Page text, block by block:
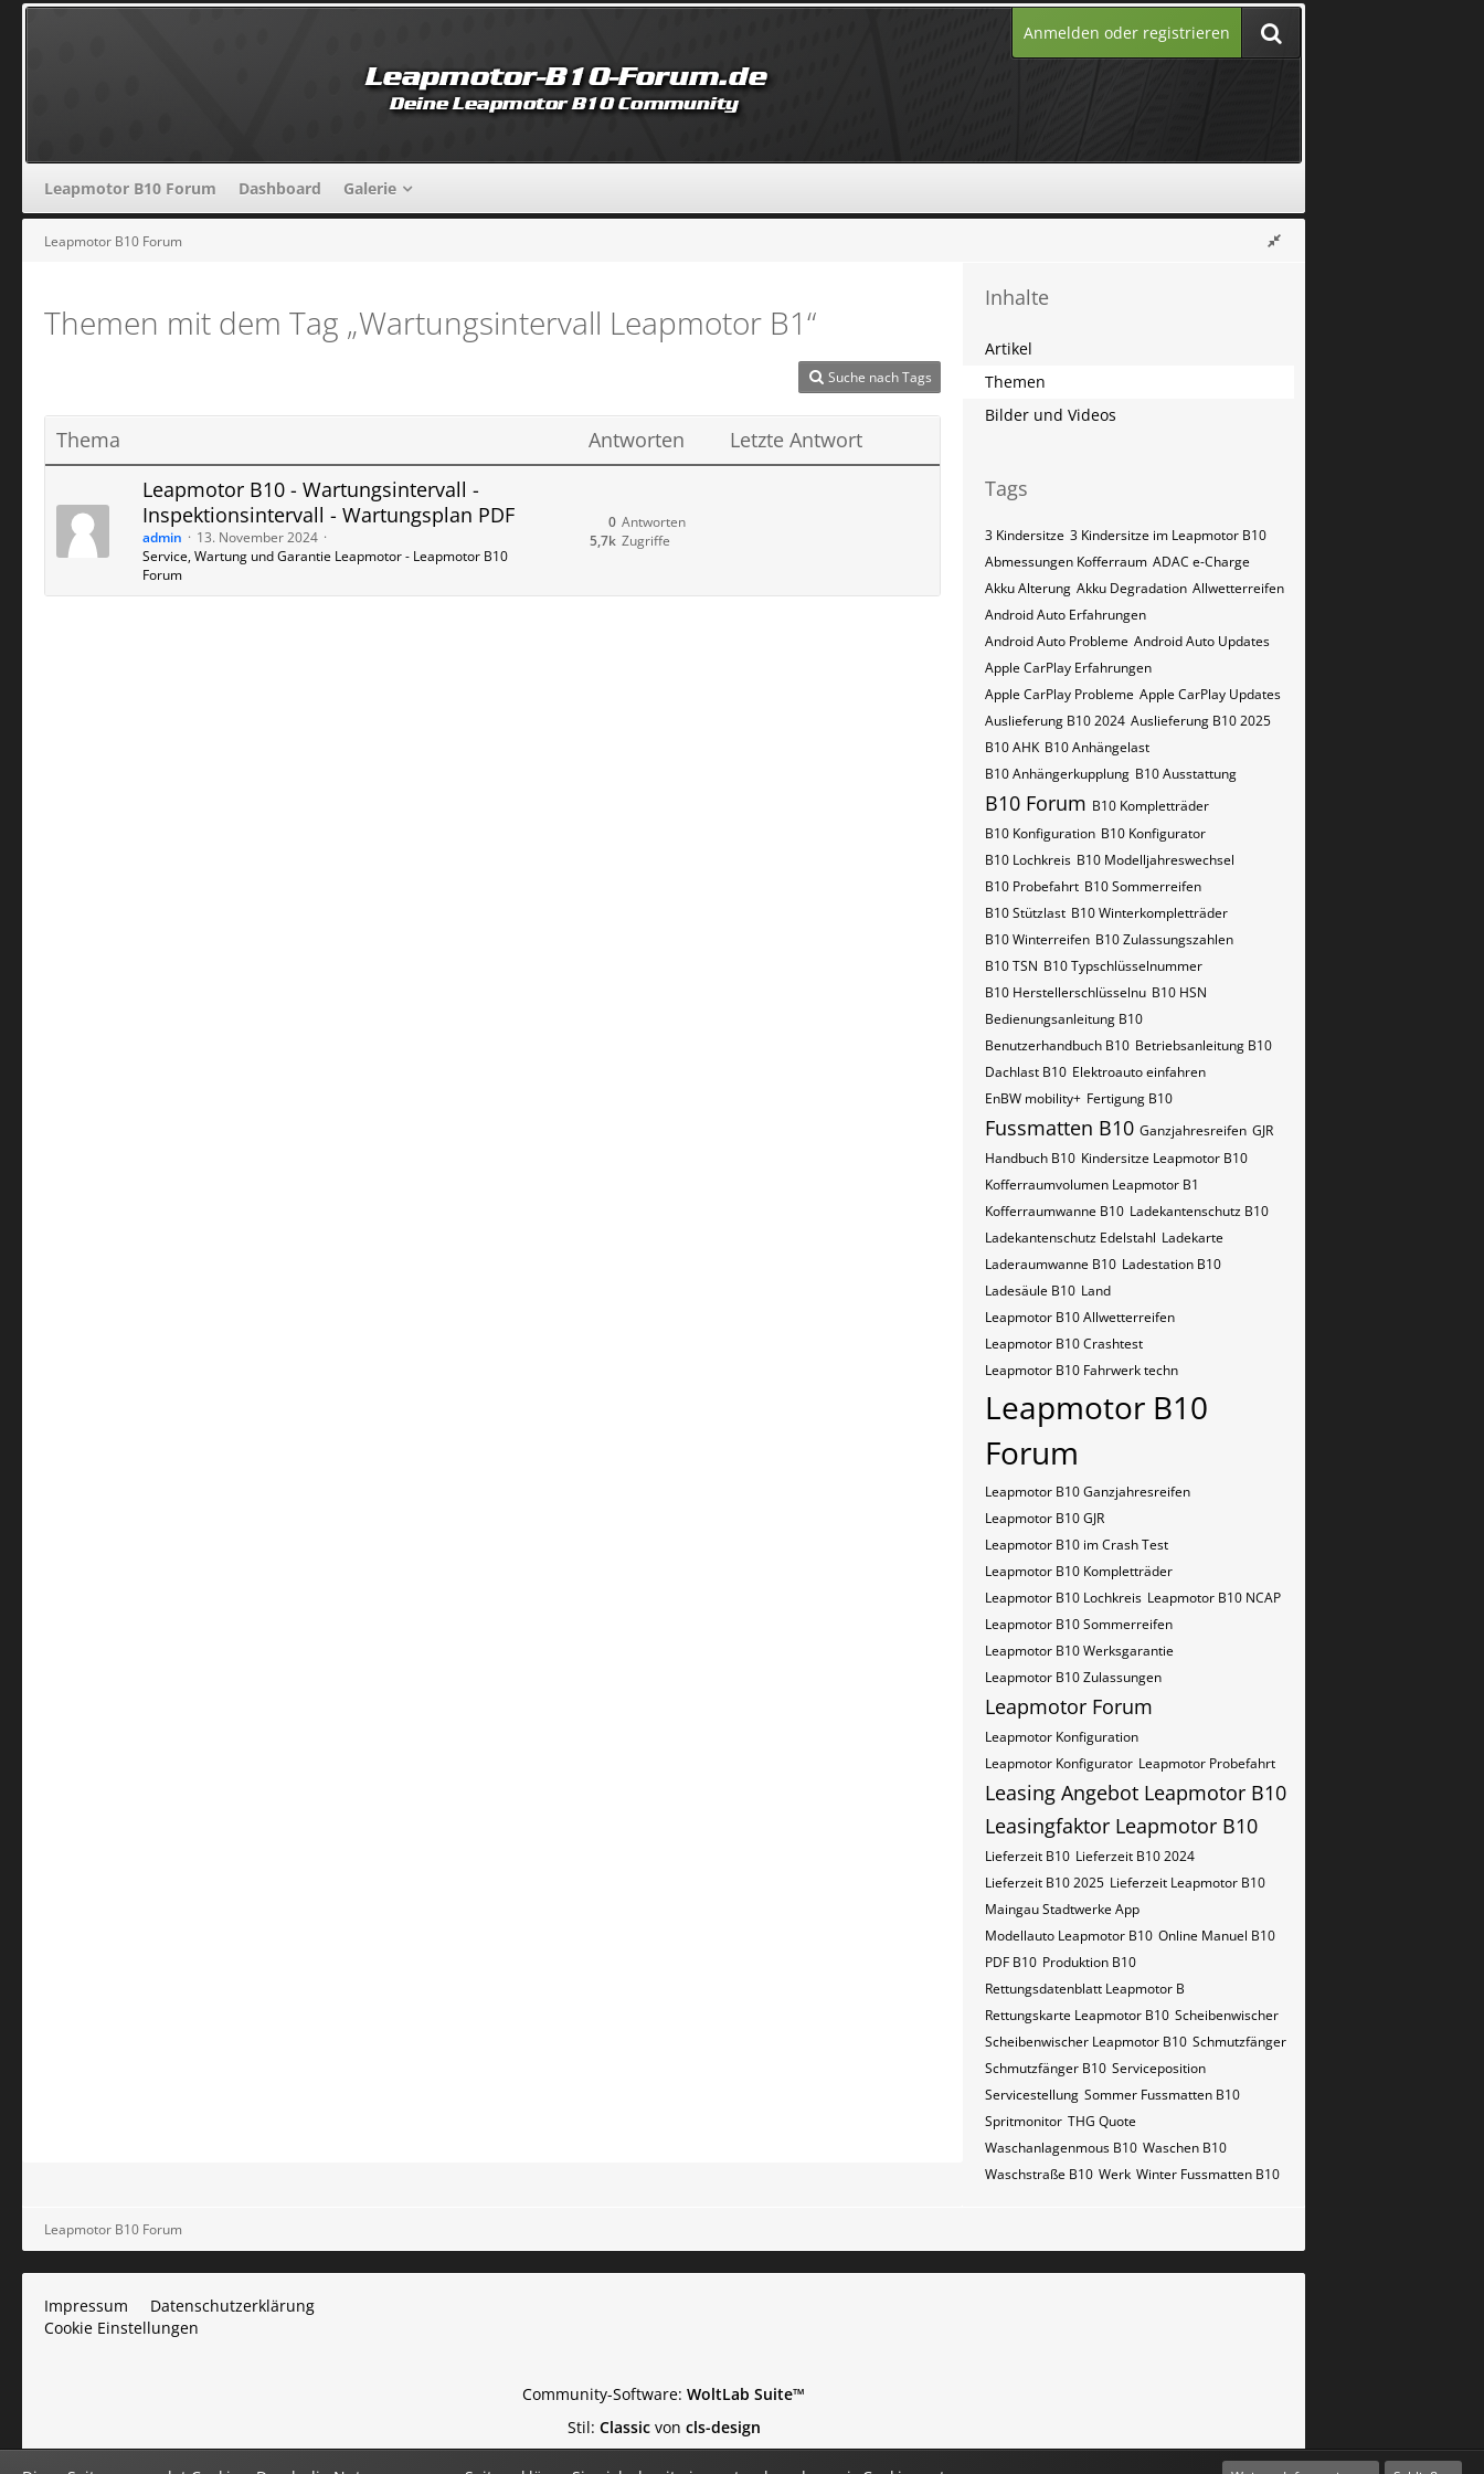
Anmelden oder registrieren
Leapmotor B10 Forum Dashboard Galerie
Leapmotor B10 Forum
Themen mit dem Tag „Wartungsintervall Leapmotor B1“
Suche nach Tags
Thema Antworten
Letzte Antwort
Leapmotor B10 - Wartungsintervall -
Inspektionsintervall - Wartungsplan PDF
admin
13. November 2024
Service, Wartung und Garantie Leapmotor - Leapmotor B10
Forum
Antworten
0
Zugriffe
5,7k
Inhalte
Artikel
Themen
Bilder und Videos
Tags
3 Kindersitze 3 Kindersitze im Leapmotor B10
Abmessungen Kofferraum ADAC e-Charge
Akku Alterung Akku Degradation Allwetterreifen
Android Auto Erfahrungen
Android Auto Probleme Android Auto Updates
Apple CarPlay Erfahrungen
Apple CarPlay Probleme Apple CarPlay Updates
Auslieferung B10 2024 Auslieferung B10 2025
B10 AHK B10 Anhängelast
B10 Anhängerkupplung B10 Ausstattung
B10 Forum B10 Kompletträder
B10 Konfiguration B10 Konfigurator
B10 Lochkreis B10 Modelljahreswechsel
B10 Probefahrt B10 Sommerreifen
B10 Stützlast B10 Winterkompletträder
B10 Winterreifen B10 Zulassungszahlen
B10​​​​ TSN B10​​​​ Typschlüsselnummer
B10​​​​​ Herstellerschlüsselnu B10​​​​​ HSN
Bedienungsanleitung B10
Benutzerhandbuch B10 Betriebsanleitung B10
Dachlast B10 Elektroauto einfahren
EnBW mobility+ Fertigung B10
Fussmatten B10 Ganzjahresreifen GJR
Handbuch B10 Kindersitze Leapmotor B10
Kofferraumvolumen Leapmotor B1
Kofferraumwanne B10 Ladekantenschutz B10
Ladekantenschutz Edelstahl Ladekarte
Laderaumwanne B10 Ladestation B10
Ladesäule B10 Land
Leapmotor B10 Allwetterreifen
Leapmotor B10 Crashtest
Leapmotor B10 Fahrwerk techn
Leapmotor B10
Forum
Leapmotor B10 Ganzjahresreifen
Leapmotor B10 GJR
Leapmotor B10 im Crash Test
Leapmotor B10 Kompletträder
Leapmotor B10 Lochkreis Leapmotor B10 NCAP
Leapmotor B10 Sommerreifen
Leapmotor B10 Werksgarantie
Leapmotor B10 Zulassungen
Leapmotor Forum
Leapmotor Konfiguration
Leapmotor Konfigurator Leapmotor Probefahrt
Leasing Angebot Leapmotor B10
Leasingfaktor Leapmotor B10
Lieferzeit B10 Lieferzeit B10 2024
Lieferzeit B10 2025 Lieferzeit Leapmotor B10
Maingau Stadtwerke App
Modellauto Leapmotor B10 Online Manuel B10
PDF B10 Produktion B10
Rettungsdatenblatt Leapmotor B
Rettungskarte Leapmotor B10 Scheibenwischer
Scheibenwischer Leapmotor​ B10 Schmutzfänger
Schmutzfänger B10 Serviceposition
Servicestellung Sommer Fussmatten B10
Spritmonitor THG Quote
Waschanlagenmous B10 Waschen B10
Waschstraße B10 Werk Winter Fussmatten B10
Leapmotor B10 Forum
Impressum
Datenschutzerklärung
Cookie Einstellungen
Community-Software: WoltLab Suite™
Stil: Classicvon cls-design